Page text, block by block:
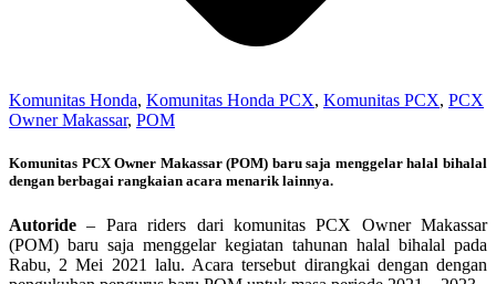
Komunitas Honda, Komunitas Honda PCX, Komunitas PCX, PCX
Owner Makassar, POM
Komunitas PCX Owner Makassar (POM) baru saja menggelar halal bihalal
dengan berbagai rangkaian acara menarik lainnya.
Autoride – Para riders dari komunitas PCX Owner Makassar
(POM) baru saja menggelar kegiatan tahunan halal bihalal pada
Rabu, 2 Mei 2021 lalu. Acara tersebut dirangkai dengan dengan